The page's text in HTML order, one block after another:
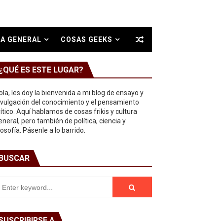
GENERAL COSAS GEEKS
ES ESTE LUGAR?
les doy la bienvenida a mi blog de ensayo y
del conocimiento y el pensamiento
Aquí hablamos de cosas frikis y cultura
pero también de política, ciencia y
Pásenle a lo barrido.